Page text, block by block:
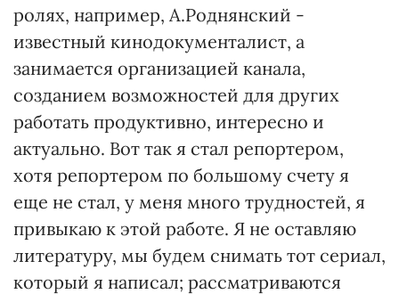
ролях, например, А.Роднянский -
известный кинодокументалист, а
занимается организацией канала,
созданием возможностей для других
работать продуктивно, интересно и
актуально. Вот так я стал репортером,
хотя репортером по большому счету я
еще не стал, у меня много трудностей, я
привыкаю к этой работе. Я не оставляю
литературу, мы будем снимать тот сериал,
который я написал; рассматриваются